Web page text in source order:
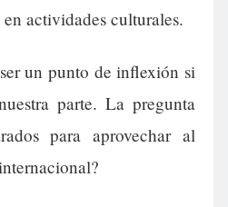
actividades culturales.
un punto de inflexión si
parte. La pregunta
para aprovechar al